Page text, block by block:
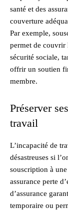
santé et des
couverture
Par exemple,
permet de couvrir
sécurité sociale,
offrir un soutien
membre.
Préserver
travail
L’incapacité de
désastreuses si
souscription à
assurance perte
d’assurance
temporaire ou